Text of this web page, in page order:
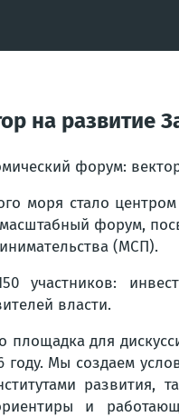
на развитие
форум:
моря стало
форум,
(МСП).
участников:
власти.
площадка для
году. Мы создаем
развития,
и